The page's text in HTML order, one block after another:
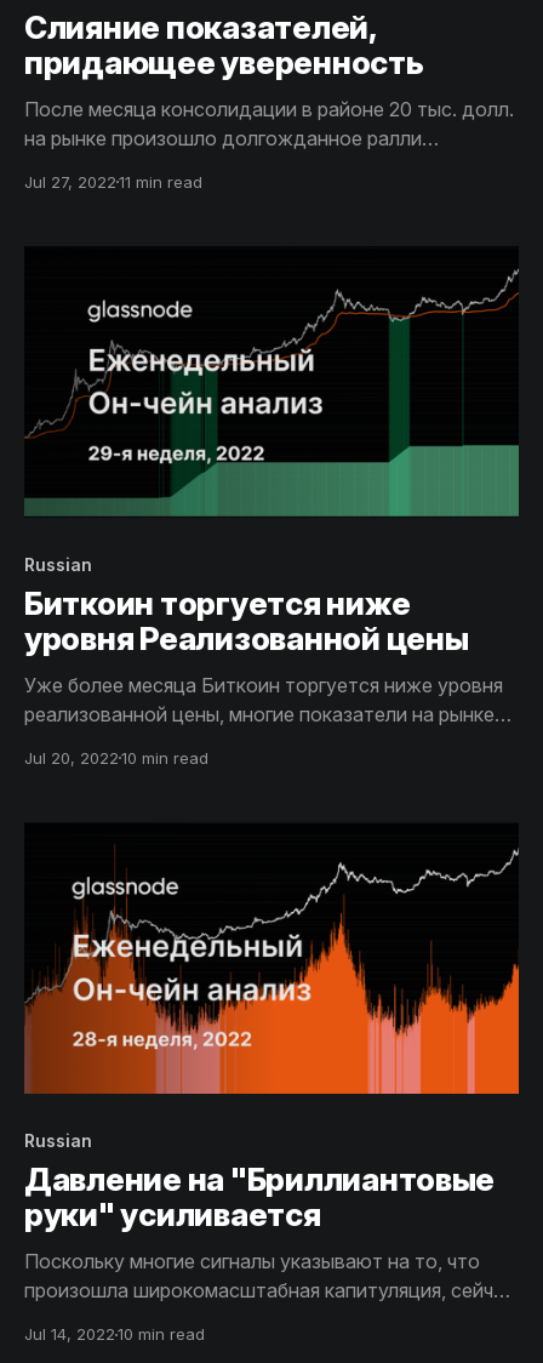
Cлияние показателей,
придающее уверенность
После месяца консолидации в районе 20 тыс. долл.
на рынке произошло долгожданное ралли
динамика остается благоприятной, однако на нее
для формирования прочного фундамента.
Jul 27, 202211 min read
Russian
Биткоин торгуется ниже
уровня Реализованной цены
Уже более месяца Биткоин торгуется ниже уровня
реализованной цены, многие показатели на рынке
полная капитуляция. Как следствие,
Jul 20, 202210 min read
Russian
Давление на "Бриллиантовые
руки" усиливается
Поскольку многие сигналы указывают на то, что
произошла широкомасштабная капитуляция, сейчас
формирования дна Биткоина. Здесь мы
Jul 14, 202210 min read